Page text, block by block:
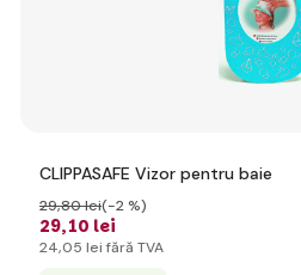
CLIPPASAFE Vizor pentru baie
29,10 lei
29,80 lei(-2 %)
24,05 lei fără TVA